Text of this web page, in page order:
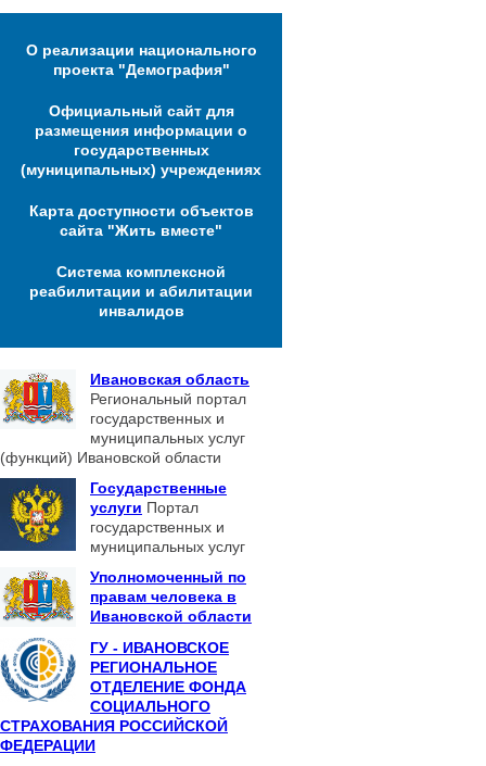
О реализации национального
проекта "Демография"
Официальный сайт для
размещения информации о
государственных
(муниципальных) учреждениях
Карта доступности объектов
сайта "Жить вместе"
Система комплексной
реабилитации и абилитации
инвалидов
Ивановская область
Региональный портал
государственных и
муниципальных услуг
(функций) Ивановской области
Государственные
услуги Портал
государственных и
муниципальных услуг
Уполномоченный по
правам человека в
Ивановской области
ГУ - ИВАНОВСКОЕ
РЕГИОНАЛЬНОЕ
ОТДЕЛЕНИЕ ФОНДА
СОЦИАЛЬНОГО
СТРАХОВАНИЯ РОССИЙСКОЙ
ФЕДЕРАЦИИ